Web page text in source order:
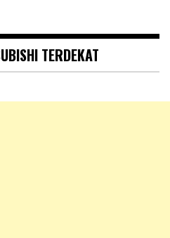
TERDEKAT